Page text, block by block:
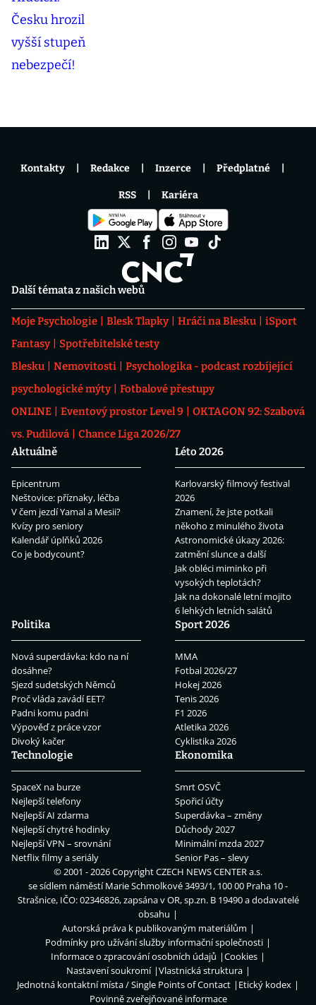
Další témata z našich webů
Moje Psychologie Blesk Tlapky Hráči na Blesku
iSport
Fantasy
Spotřebitelské testy
Blesku
Nemovitosti
Psychologika - podcast rozbíjející
psychologické mýty
Fotbalové přestupy
ONLINE
Eventový prostor Level 9
OKTAGON 92: Szabová
vs. Pudilová
Chance Liga 2026/27
Aktuálně
Epicentrum
Neštovice: příznaky, léčba
V čem jezdí Yamal a Mesii?
Kvízy pro seniory
Kalendář úplňků 2026
Co je bodycount?
Léto 2026
Karlovarský filmový festival
2026
Znamení, že jste potkali
někoho z minulého života
Astronomické úkazy 2026:
zatmění slunce a další
Jak obléci miminko při
vysokých teplotách?
Jak na dokonalé letní mojito
6 lehkých letních salátů
Politika
Nová superdávka: kdo na ní
dosáhne?
Sjezd sudetských Němců
Proč vláda zavádí EET?
Padni komu padni
Výpověď z práce vzor
Divoký kačer
Sport 2026
MMA
Fotbal 2026/27
Hokej 2026
Tenis 2026
F1 2026
Atletika 2026
Cyklistika 2026
Technologie
SpaceX na burze
Nejlepší telefony
Nejlepší AI zdarma
Nejlepší chytré hodinky
Nejlepší VPN – srovnání
Netflix filmy a seriály
Ekonomika
Smrt OSVČ
Spořicí účty
Superdávka – změny
Důchody 2027
Minimální mzda 2027
Senior Pas – slevy
Kontakty Redakce Inzerce Předplatné
RSS Kariéra
© 2001 - 2026 CopyrightCZECH NEWS CENTER a.s.
se sídlem náměstí Marie Schmolkové 3493/1, 100 00 Praha 10 -
Strašnice, IČO: 02346826, zapsána v OR, sp.zn. B 19490 a dodavatelé
obsahu
Autorská práva k publikovaným materiálům
Podmínky pro užívání služby informační společnosti
Informace o zpracování osobních údajů
Cookies
Nastavení soukromí
Vlastnická struktura
Jednotná kontaktní místa / Single Points of Contact
Etický kodex
Povinně zveřejňované informace